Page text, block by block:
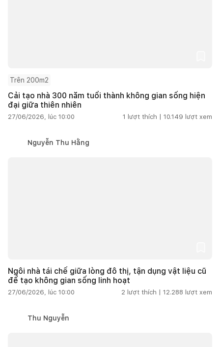
Trên 200m2
Cải tạo nhà 300 năm tuổi thành không gian sống hiện
đại giữa thiên nhiên
27/06/2026, lúc 10:00 1 lượt thích | 10.149 lượt xem
Nguyễn Thu Hằng
Ngôi nhà tái chế giữa lòng đô thị, tận dụng vật liệu cũ
để tạo không gian sống linh hoạt
27/06/2026, lúc 10:00 2 lượt thích | 12.288 lượt xem
Thu Nguyễn